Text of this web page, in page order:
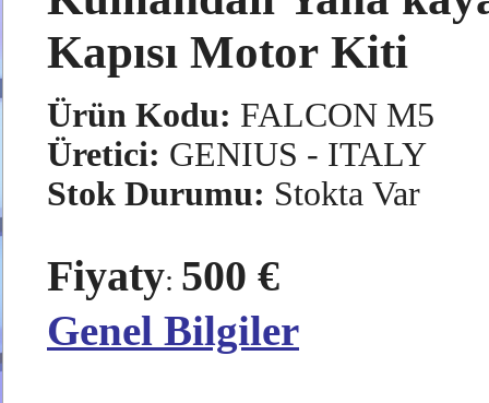
Kapısı Motor Kiti
Ürün Kodu: FALCON M5
Üretici: GENIUS - ITALY
Stok Durumu: Stokta Var
Fiyaty: 500 €
Genel Bilgiler